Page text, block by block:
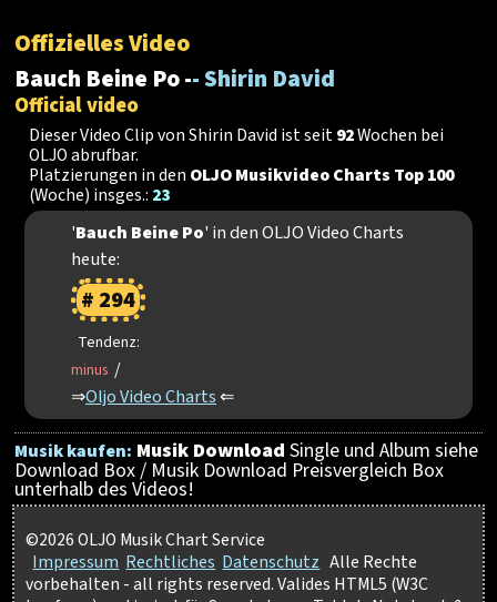
Offizielles Video
Bauch Beine Po -- Shirin David
Official video
Dieser Video Clip von Shirin David ist seit92Wochen bei
OLJO abrufbar.
Platzierungen in den OLJO Musikvideo Charts Top 100
(Woche) insges.: 23
'Bauch Beine Po' in den OLJO Video Charts
heute:
# 294
Tendenz:
minus/
⇒Oljo Video Charts ⇐
Musik kaufen: Musik Download Single und Album siehe
Download Box / Musik Download Preisvergleich Box
unterhalb des Videos!
©2026 OLJO Musik Chart Service
Impressum Rechtliches Datenschutz Alle Rechte
vorbehalten - all rights reserved. Valides HTML5 (W3C